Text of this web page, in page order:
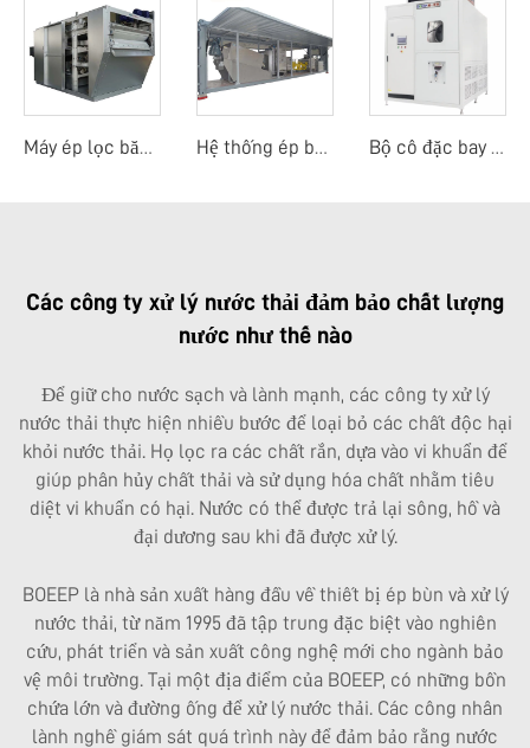
Máy ép lọc băng tải trọng lực toàn bộ Hệ thống ép bùn di động Bộ cô đặc bay hơi nhiệt độ thấp
Các công ty xử lý nước thải đảm bảo chất lượng
nước như thế nào
Để giữ cho nước sạch và lành mạnh, các công ty xử lý
nước thải thực hiện nhiều bước để loại bỏ các chất độc hại
khỏi nước thải. Họ lọc ra các chất rắn, dựa vào vi khuẩn để
giúp phân hủy chất thải và sử dụng hóa chất nhằm tiêu
diệt vi khuẩn có hại. Nước có thể được trả lại sông, hồ và
đại dương sau khi đã được xử lý.
BOEEP là nhà sản xuất hàng đầu về thiết bị ép bùn và xử lý
nước thải, từ năm 1995 đã tập trung đặc biệt vào nghiên
cứu, phát triển và sản xuất công nghệ mới cho ngành bảo
vệ môi trường. Tại một địa điểm của BOEEP, có những bồn
chứa lớn và đường ống để xử lý nước thải. Các công nhân
lành nghề giám sát quá trình này để đảm bảo rằng nước